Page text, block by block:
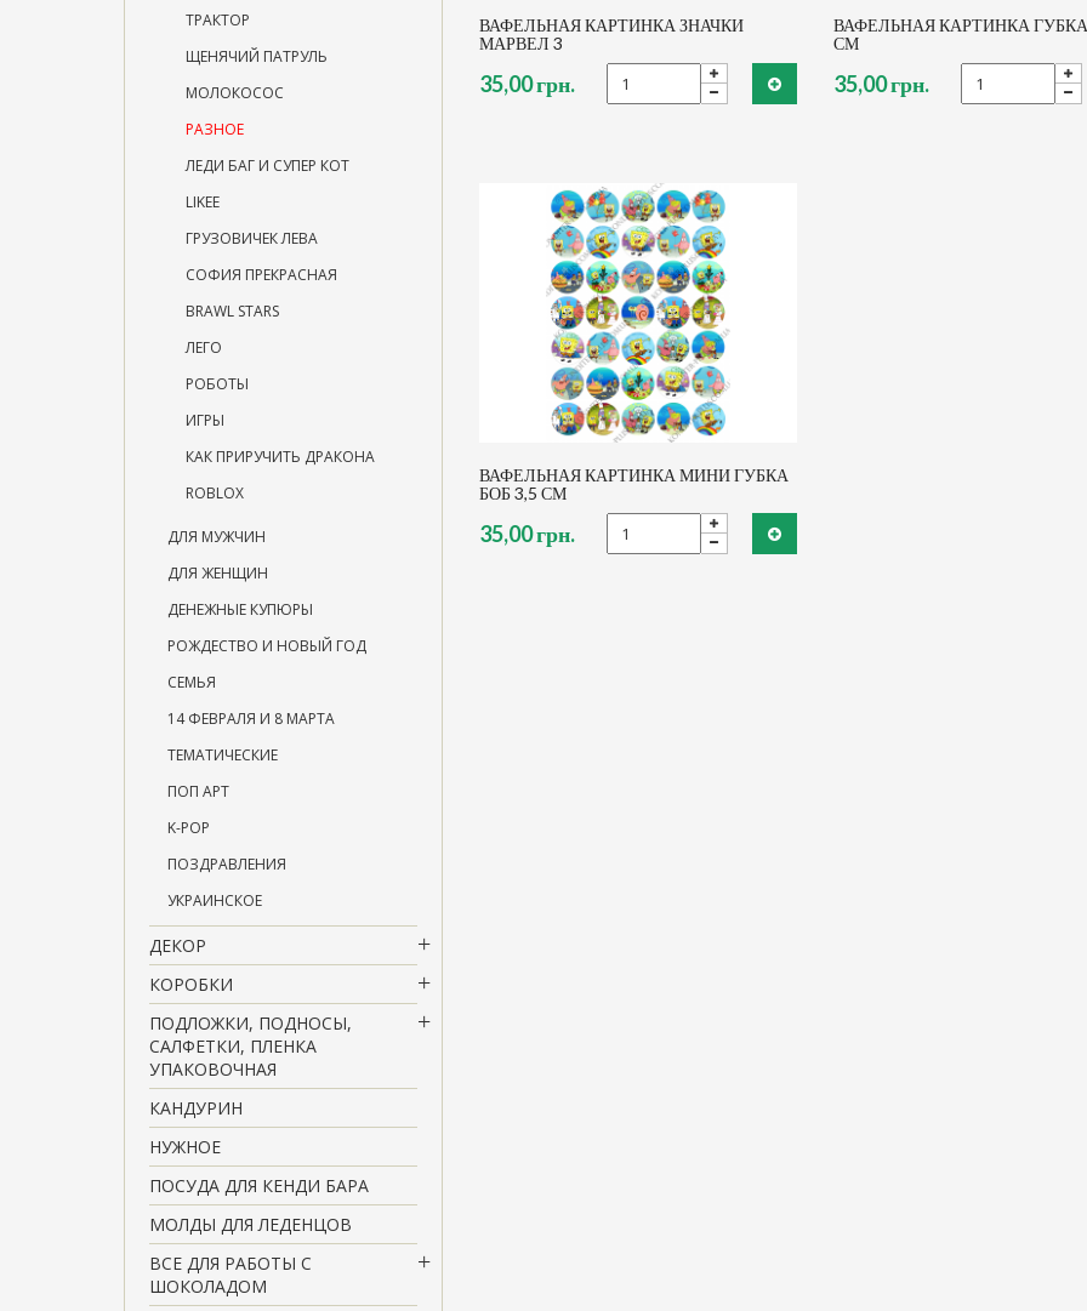
ТРАКТОР
ЩЕНЯЧИЙ ПАТРУЛЬ
МОЛОКОСОС
РАЗНОЕ
ЛЕДИ БАГ И СУПЕР КОТ
LIKEE
ГРУЗОВИЧЕК ЛЕВА
СОФИЯ ПРЕКРАСНАЯ
BRAWL STARS
ЛЕГО
РОБОТЫ
ИГРЫ
КАК ПРИРУЧИТЬ ДРАКОНА
ROBLOX
ДЛЯ МУЖЧИН
ДЛЯ ЖЕНЩИН
ДЕНЕЖНЫЕ КУПЮРЫ
РОЖДЕСТВО И НОВЫЙ ГОД
СЕМЬЯ
14 ФЕВРАЛЯ И 8 МАРТА
ТЕМАТИЧЕСКИЕ
ПОП АРТ
K-POP
ПОЗДРАВЛЕНИЯ
УКРАИНСКОЕ
ДЕКОР
КОРОБКИ
ПОДЛОЖКИ, ПОДНОСЫ,
САЛФЕТКИ, ПЛЕНКА
УПАКОВОЧНАЯ
КАНДУРИН
НУЖНОЕ
ПОСУДА ДЛЯ КЕНДИ БАРА
МОЛДЫ ДЛЯ ЛЕДЕНЦОВ
ВСЕ ДЛЯ РАБОТЫ С
ШОКОЛАДОМ
ВАФЕЛЬНАЯ КАРТИНКА ЗНАЧКИ
МАРВЕЛ 3
35,00 грн.
ВАФЕЛЬНАЯ КАРТИНКА ГУБКА
СМ
35,00 грн.
ВАФЕЛЬНАЯ КАРТИНКА МИНИ ГУБКА
БОБ 3,5 СМ
35,00 грн.